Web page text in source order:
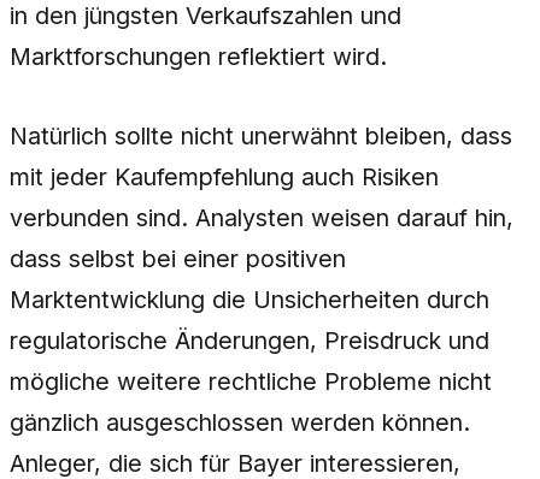
in den jüngsten Verkaufszahlen und
Marktforschungen reflektiert wird.
Natürlich sollte nicht unerwähnt bleiben, dass
mit jeder Kaufempfehlung auch Risiken
verbunden sind. Analysten weisen darauf hin,
dass selbst bei einer positiven
Marktentwicklung die Unsicherheiten durch
regulatorische Änderungen, Preisdruck und
mögliche weitere rechtliche Probleme nicht
gänzlich ausgeschlossen werden können.
Anleger, die sich für Bayer interessieren,